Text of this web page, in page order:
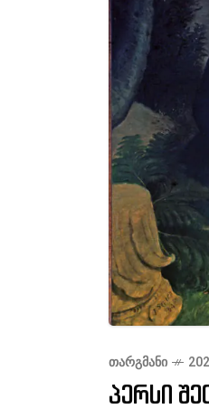
ᲗᲐᲠᲒᲛᲐᲜᲘ
პერსი